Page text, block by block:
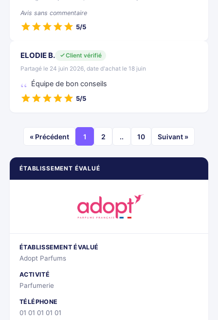
ÉTABLISSEMENT ÉVALUÉ
ÉTABLISSEMENT ÉVALUÉ
Adopt Parfums
ACTIVITÉ
Parfumerie
TÉLÉPHONE
01 01 01 01 01
Avis sans commentaire
5/5
ELODIE B.
Client vérifié
Partagé le 24 juin 2026, date d'achat le 18 juin
Équipe de bon conseils
5/5
« Précédent 1 2 .. 10 Suivant »